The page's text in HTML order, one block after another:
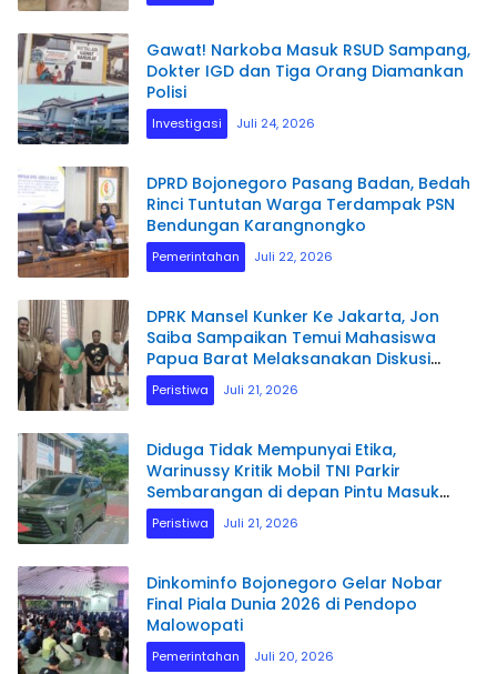
Gawat! Narkoba Masuk RSUD Sampang,
Dokter IGD dan Tiga Orang Diamankan
Polisi
Investigasi Juli 24, 2026
DPRD Bojonegoro Pasang Badan, Bedah
Rinci Tuntutan Warga Terdampak PSN
Bendungan Karangnongko
Pemerintahan Juli 22, 2026
DPRK Mansel Kunker Ke Jakarta, Jon
Saiba Sampaikan Temui Mahasiswa
Papua Barat Melaksanakan Diskusi
Terkait Masa Depan Sumber daya
Manusia.
Peristiwa Juli 21, 2026
Diduga Tidak Mempunyai Etika,
Warinussy Kritik Mobil TNI Parkir
Sembarangan di depan Pintu Masuk
Pengadilan Negeri Manokwari.
Peristiwa Juli 21, 2026
Dinkominfo Bojonegoro Gelar Nobar
Final Piala Dunia 2026 di Pendopo
Malowopati
Pemerintahan Juli 20, 2026